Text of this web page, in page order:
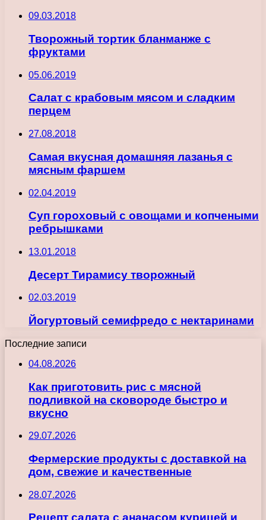
09.03.2018
Творожный тортик бланманже с
фруктами
05.06.2019
Салат с крабовым мясом и сладким
перцем
27.08.2018
Самая вкусная домашняя лазанья с
мясным фаршем
02.04.2019
Суп гороховый с овощами и копчеными
ребрышками
13.01.2018
Десерт Тирамису творожный
02.03.2019
Йогуртовый семифредо с нектаринами
Последние записи
04.08.2026
Как приготовить рис с мясной
подливкой на сковороде быстро и
вкусно
29.07.2026
Фермерские продукты с доставкой на
дом, свежие и качественные
28.07.2026